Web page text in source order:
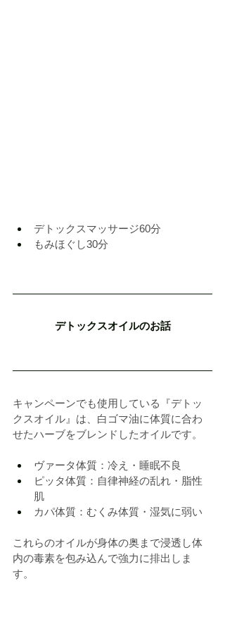
デトックスマッサージ60分
もみほぐし30分
デトックスオイルのお話
キャンペーンでも使用している『デトッ
クスオイル』は、白ゴマ油に体質に合わ
せたハーブをブレンドしたオイルです。
ヴァータ体質：冷え・睡眠不良
ピッタ体質：自律神経の乱れ・脂性
肌
カパ体質：むくみ体質・湿気に弱い
これらのオイルが身体の奥まで浸透し体
内の毒素を包み込んで強力に排出しま
す。